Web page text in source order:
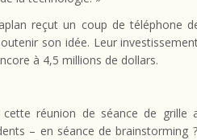
reçut un coup de téléphone
son idée. Leur
à 4,5 millions de dollars.
réunion de séance de grille
– en séance de brainstorming